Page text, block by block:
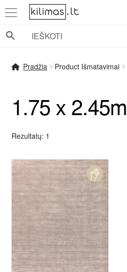
Pereiti
prie
meniu
Pereiti
prie
turinio
Pradžia Product Išmatavimai
1.75 x 2.45m
Rezultatų: 1